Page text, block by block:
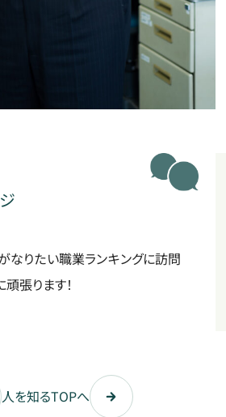
なりたい職業ランキングに訪問
張ります！
人を知るTOPへ